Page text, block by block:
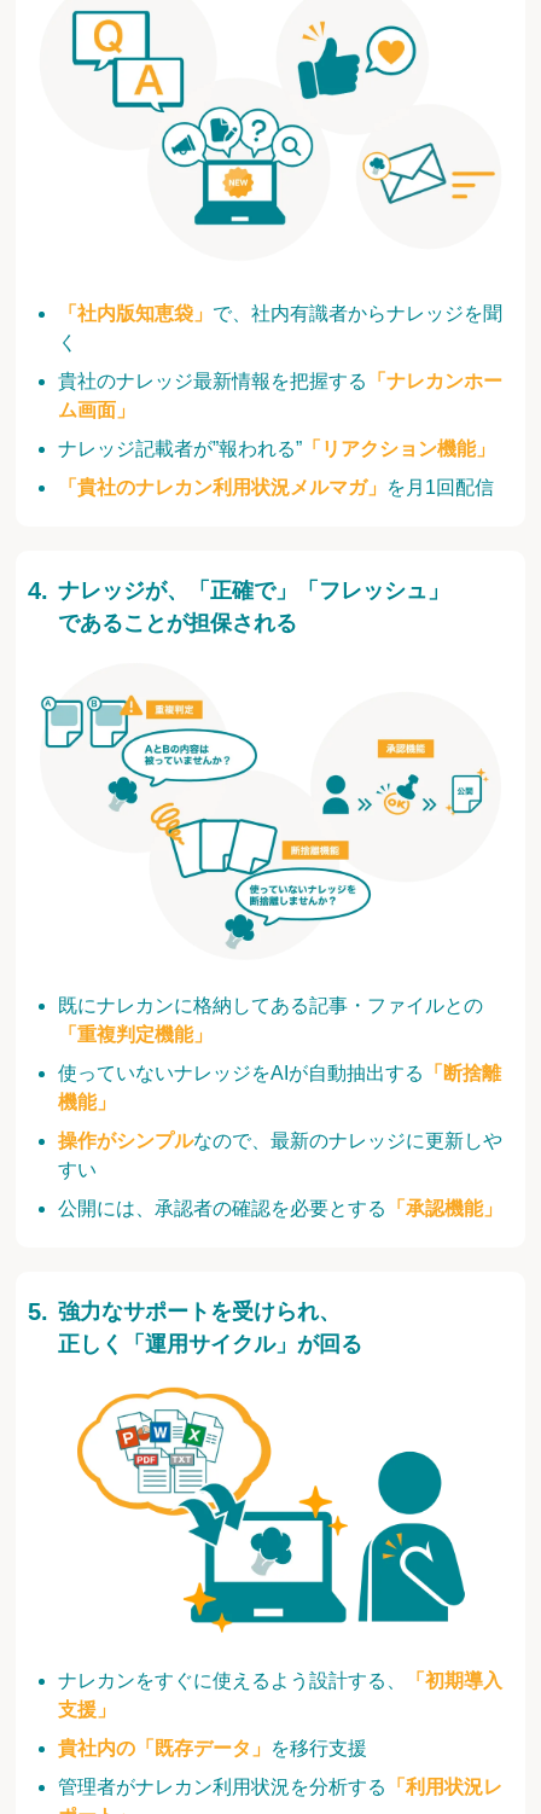
「社内版知恵袋」 で、社内有識者からナレッジを聞
く
貴社のナレッジ最新情報を把握する
「ナレカンホー
ム画面」
ナレッジ記載者が”報われる” 「リアクション機能」
「貴社のナレカン利用状況メルマガ」 を月1回配信
既にナレカンに格納してある記事・ファイルとの
「重複判定機能」
使っていないナレッジをAIが自動抽出する
「断捨離
機能」
操作がシンプルなので、最新のナレッジに更新しや
すい
公開には、承認者の確認を必要とする
「承認機能」
ナレッジが、「正確で」「フレッシュ」
であることが担保される
ナレカンをすぐに使えるよう設計する、
「初期導入
支援」
貴社内の「既存データ」 を移行支援
管理者がナレカン利用状況を分析する
「利用状況レ
強力なサポートを受けられ、
正しく「運用サイクル」が回る